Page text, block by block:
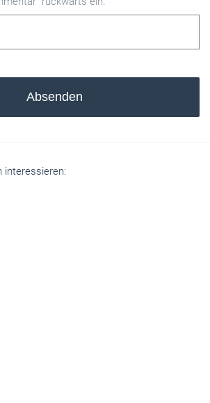
Absenden
interessieren: